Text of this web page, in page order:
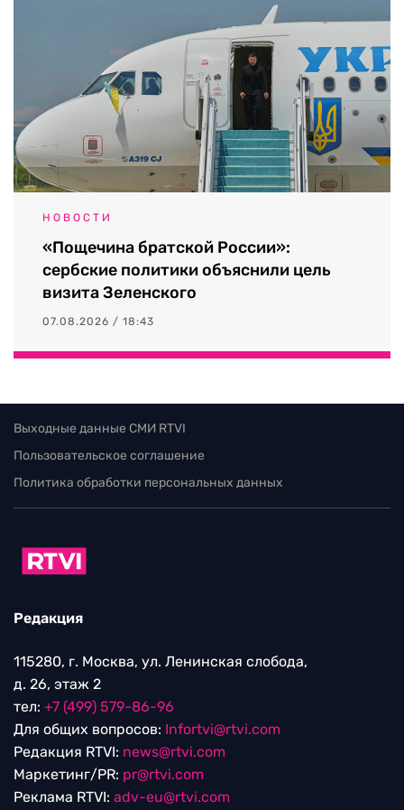
НОВОСТИ
«Пощечина братской России»:
сербские политики объяснили цель
визита Зеленского
07.08.2026 / 18:43
Выходные данные СМИ RTVI
Пользовательское соглашение
Политика обработки персональных данных
Редакция
115280, г. Москва, ул. Ленинская слобода,
д. 26, этаж 2
тел: +7 (499) 579-86-96
Для общих вопросов: Infortvi@rtvi.com
Редакция RTVI: news@rtvi.com
Маркетинг/PR: pr@rtvi.com
Реклама RTVI: adv-eu@rtvi.com